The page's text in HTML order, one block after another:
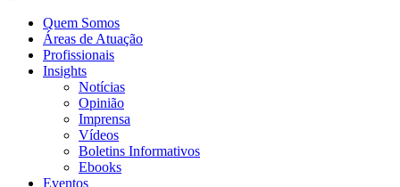
Quem Somos
Áreas de Atuação
Profissionais
Insights
Notícias
Opinião
Imprensa
Vídeos
Boletins Informativos
Ebooks
Eventos